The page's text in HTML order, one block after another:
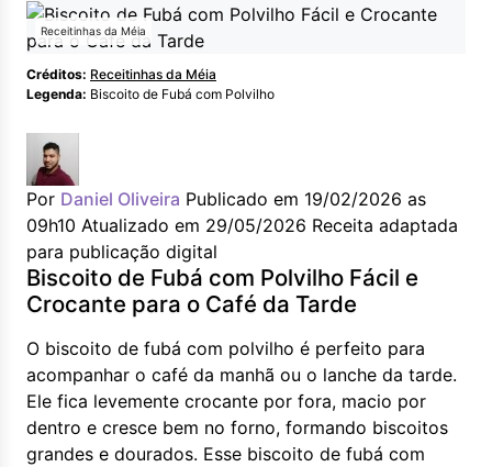
Receitinhas da Méia
Créditos: Receitinhas da Méia
Legenda: Biscoito de Fubá com Polvilho
Por Daniel Oliveira Publicado em 19/02/2026 as
09h10 Atualizado em 29/05/2026 Receita adaptada
para publicação digital
Biscoito de Fubá com Polvilho Fácil e
Crocante para o Café da Tarde
O biscoito de fubá com polvilho é perfeito para
acompanhar o café da manhã ou o lanche da tarde.
Ele fica levemente crocante por fora, macio por
dentro e cresce bem no forno, formando biscoitos
grandes e dourados. Esse biscoito de fubá com